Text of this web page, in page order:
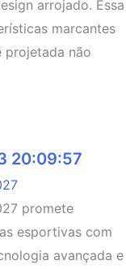
arrojado. Essa
marcantes
projetada não
20:09:57
promete
esportivas com
avançada e